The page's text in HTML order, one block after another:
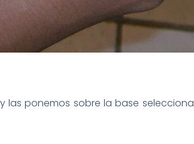
las ponemos sobre la base